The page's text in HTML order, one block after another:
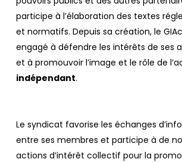
participe à l’élaboration des textes
et normatifs. Depuis sa création, le GIAc
engagé à défendre les intérêts de ses
et à promouvoir l’image et le rôle de
indépendant.
Le syndicat favorise les échanges
entre ses membres et participe à de
actions d’intérêt collectif pour la